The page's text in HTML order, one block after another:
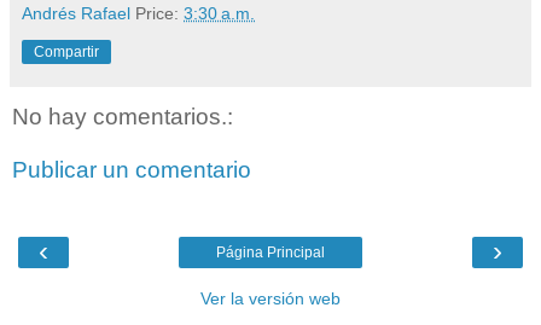
Andrés Rafael Price: 3:30 a.m.
Compartir
No hay comentarios.:
Publicar un comentario
‹ ›
Página Principal
Ver la versión web